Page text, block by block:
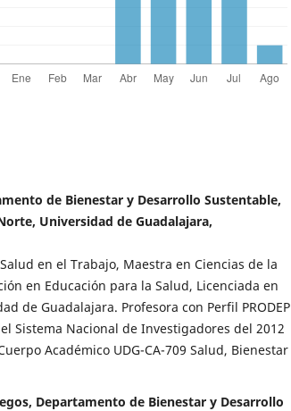
de Bienestar y Desarrollo Sustentable,
Universidad de Guadalajara,
en el Trabajo, Maestra en Ciencias de la
en Educación para la Salud, Licenciada en
de Guadalajara. Profesora con Perfil PRODEP
Sistema Nacional de Investigadores del 2012
Académico UDG-CA-709 Salud, Bienestar
Departamento de Bienestar y Desarrollo